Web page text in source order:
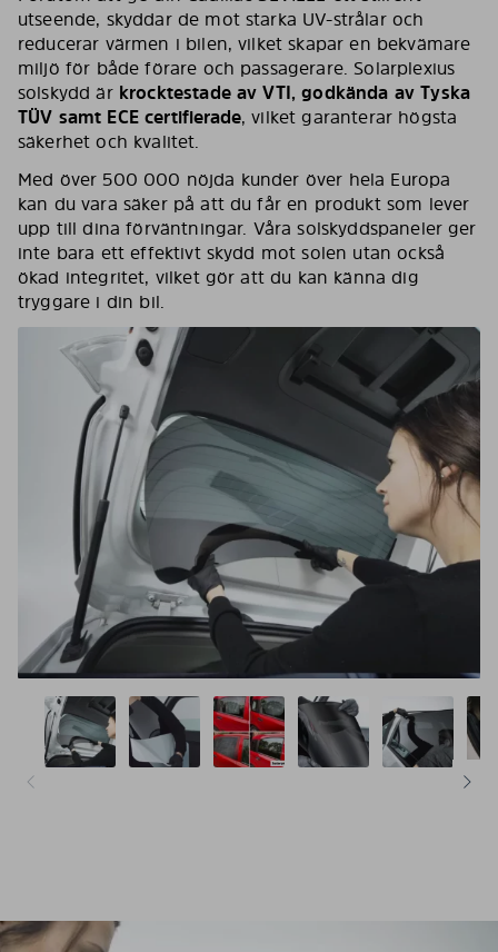
utseende, skyddar de mot starka UV-strålar och
reducerar värmen i bilen, vilket skapar en bekvämare
miljö för både förare och passagerare. Solarplexius
solskydd är krocktestade av VTI, godkända av Tyska
TÜV samt ECE certifierade, vilket garanterar högsta
säkerhet och kvalitet.
Med över 500 000 nöjda kunder över hela Europa
kan du vara säker på att du får en produkt som lever
upp till dina förväntningar. Våra solskyddspaneler ger
inte bara ett effektivt skydd mot solen utan också
ökad integritet, vilket gör att du kan känna dig
tryggare i din bil.